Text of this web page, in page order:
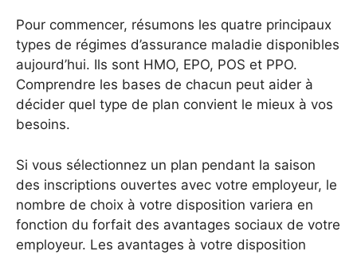
Pour commencer, résumons les quatre principaux
types de régimes d’assurance maladie disponibles
aujourd’hui. Ils sont HMO, EPO, POS et PPO.
Comprendre les bases de chacun peut aider à
décider quel type de plan convient le mieux à vos
besoins.
Si vous sélectionnez un plan pendant la saison
des inscriptions ouvertes avec votre employeur, le
nombre de choix à votre disposition variera en
fonction du forfait des avantages sociaux de votre
employeur. Les avantages à votre disposition